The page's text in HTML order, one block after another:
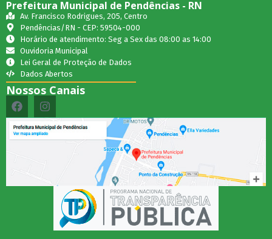
Prefeitura Municipal de Pendências - RN
Av. Francisco Rodrigues, 205, Centro
Pendências/RN - CEP: 59504-000
Horário de atendimento: Seg a Sex das 08:00 as 14:00
Ouvidoria Municipal
Lei Geral de Proteção de Dados
Dados Abertos
Nossos Canais